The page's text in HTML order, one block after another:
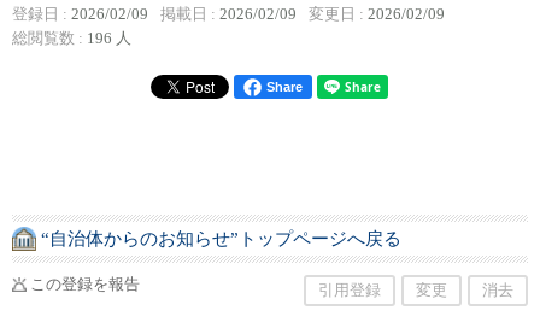
登録日 : 2026/02/09 掲載日 : 2026/02/09 変更日 : 2026/02/09
総閲覧数 : 196 人
Share
“自治体からのお知らせ”トップページへ戻る
この登録を報告 引用登録 変更 消去